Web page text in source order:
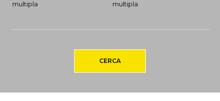
multipla
multipla
CERCA